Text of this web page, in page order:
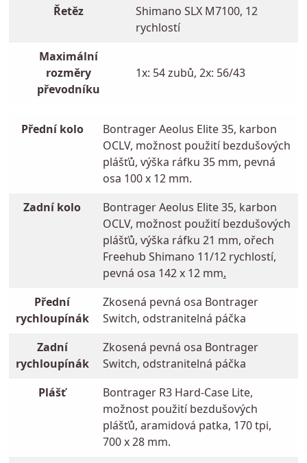
Řetěz
Shimano SLX M7100, 12
rychlostí
Maximální
rozměry
převodníku
1x: 54 zubů, 2x: 56/43
Přední kolo
Bontrager Aeolus Elite 35, karbon
OCLV, možnost použití bezdušových
plášťů, výška ráfku 35 mm, pevná
osa 100 x 12 mm.
Zadní kolo
Bontrager Aeolus Elite 35, karbon
OCLV, možnost použití bezdušových
plášťů, výška ráfku 21 mm, ořech
Freehub Shimano 11/12 rychlostí,
pevná osa 142 x 12 mm.
Přední
rychloupínák
Zkosená pevná osa Bontrager
Switch, odstranitelná páčka
Zadní
rychloupínák
Zkosená pevná osa Bontrager
Switch, odstranitelná páčka
Plášť
Bontrager R3 Hard-Case Lite,
možnost použití bezdušových
plášťů, aramidová patka, 170 tpi,
700 x 28 mm.